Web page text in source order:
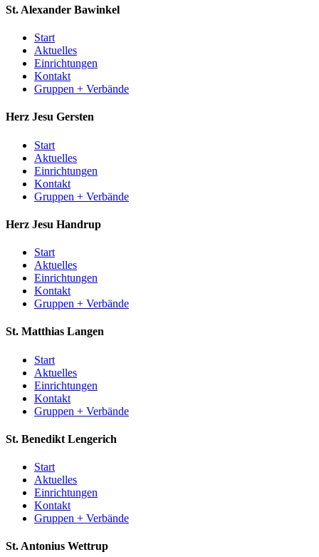
St. Alexander Bawinkel
Start
Aktuelles
Einrichtungen
Kontakt
Gruppen + Verbände
Herz Jesu Gersten
Start
Aktuelles
Einrichtungen
Kontakt
Gruppen + Verbände
Herz Jesu Handrup
Start
Aktuelles
Einrichtungen
Kontakt
Gruppen + Verbände
St. Matthias Langen
Start
Aktuelles
Einrichtungen
Kontakt
Gruppen + Verbände
St. Benedikt Lengerich
Start
Aktuelles
Einrichtungen
Kontakt
Gruppen + Verbände
St. Antonius Wettrup